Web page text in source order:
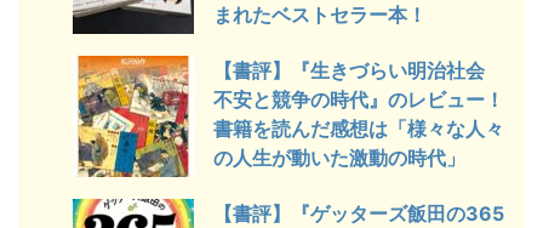
まれたベストセラー本！
【書評】『生きづらい明治社会
不安と競争の時代』のレビュー！
書籍を読んだ感想は「様々な人々
の人生が動いた激動の時代」
【書評】『ゲッターズ飯田の365